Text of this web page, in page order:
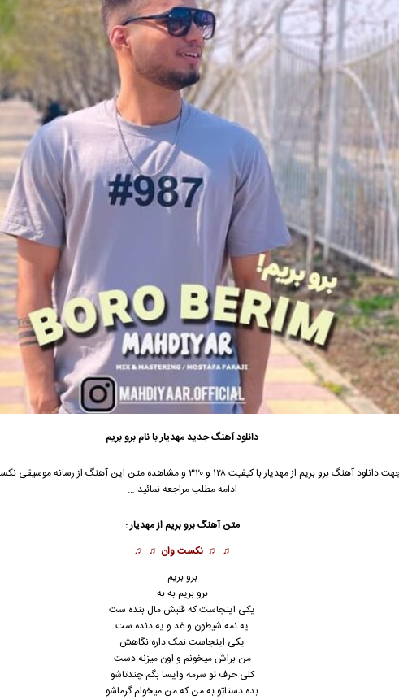
دانلود آهنگ جدیدمهدیار با نام برو بریم
جهت دانلود آهنگ برو بریم از مهدیار با کیفیت ۱۲۸ و ۳۲۰ و مشاهده متن این آهنگ از رسانه
ادامه مطلب مراجعه نمائید …
متن آهنگ برو بریم از مهدیار :
♫ ♫ نکست وان ♫ ♫
برو بریم
برو بریم به به
یکی اینجاست که قلبش مال بنده ست
یه نمه شیطون و غد و یه دنده ست
یکی اینجاست نمک داره نگاهش
من براش میخونم و اون میزنه دست
کلی حرف تو سرمه وایسا بگم چندتاشو
بده دستاتو به من که من میخوام گرماشو